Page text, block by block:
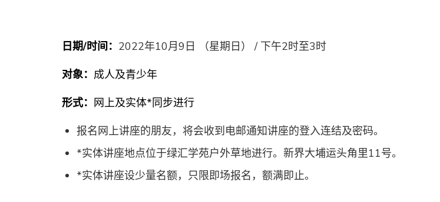
日期/时间： 2022年10月9日 （星期日） / 下午2时至3时
对象： 成人及青少年
形式： 网上及实体*同步进行
报名网上讲座的朋友，将会收到电邮通知讲座的登入连结及密码。
*实体讲座地点位于绿汇学苑户外草地进行。新界大埔运头角里11号。
*实体讲座设少量名额，只限即场报名，额满即止。